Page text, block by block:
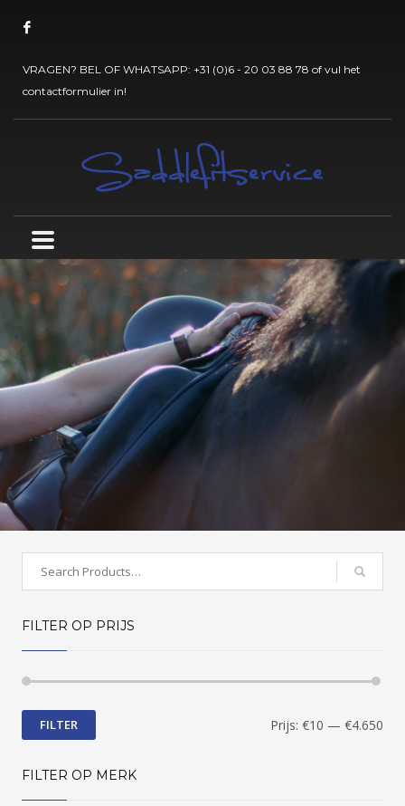
VRAGEN? BEL OF WHATSAPP: +31 (0)6 - 20 03 88 78 of vul het
contactformulier in!
FILTER OP PRIJS
FILTER Prijs:€10 —€4.650
FILTER OP MERK